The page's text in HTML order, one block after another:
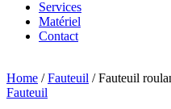
Services
Matériel
Contact
Home /Fauteuil / Fauteuil
Fauteuil